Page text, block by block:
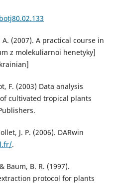
A. (2007). A practical course in
z molekuliarnoi henetyky]
F. (2003) Data analysis
cultivated tropical plants
J. P. (2006). DARwin
.
Baum, B. R. (1997).
protocol for plants